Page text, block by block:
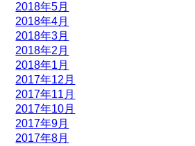
2018年5月
2018年4月
2018年3月
2018年2月
2018年1月
2017年12月
2017年11月
2017年10月
2017年9月
2017年8月